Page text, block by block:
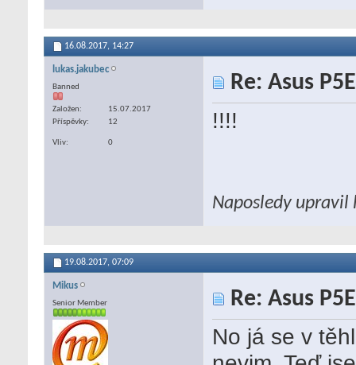
16.08.2017, 14:27
lukas.jakubec
Banned
Založen
15.07.2017
Příspěvky
12
Vliv 0
Re: Asus
!!!!
Naposledy upravil
19.08.2017, 07:09
Mikus
Senior Member Re: Asus
No já se v